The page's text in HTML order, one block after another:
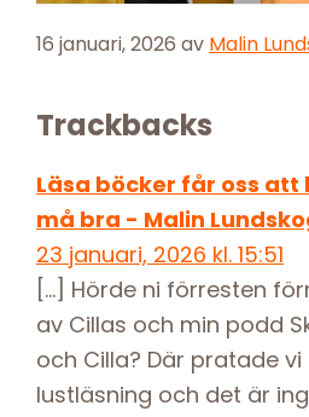
16 januari, 2026 av Malin
Reader
Interactions
Trackbacks
Läsa böcker får oss att
må bra - Malin
23 januari, 2026 kl. 15:51
[…] Hörde ni förresten
av Cillas och min podd
och Cilla? Där pratade
lustläsning och det är